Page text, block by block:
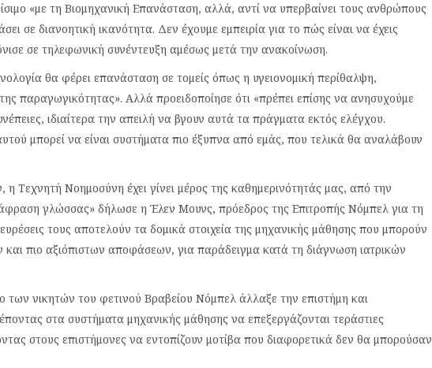
«με τη Βιομηχανική Επανάσταση, αλλά, αντί να υπερβαίνει τους ανθρώπους
σε διανοητική ικανότητα. Δεν έχουμε εμπειρία για το πώς είναι να έχεις
σε τηλεφωνική συνέντευξη αμέσως μετά την ανακοίνωση.
θα φέρει επανάσταση σε τομείς όπως η υγειονομική περίθαλψη,
παραγωγικότητας». Αλλά προειδοποίησε ότι «πρέπει επίσης να ανησυχούμε
ιδιαίτερα την απειλή να βγουν αυτά τα πράγματα εκτός ελέγχου.
μπορεί να είναι συστήματα πιο έξυπνα από εμάς, που τελικά θα αναλάβουν
Τεχνητή Νοημοσύνη έχει γίνει μέρος της καθημερινότητάς μας, από την
γλώσσας» δήλωσε η Έλεν Μουνς, πρόεδρος της Επιτροπής Νόμπελ για τη
τους αποτελούν τα δομικά στοιχεία της μηχανικής μάθησης που μπορούν
πιο αξιόπιστων αποφάσεων, για παράδειγμα κατά τη διάγνωση ιατρικών
των νικητών του φετινού Βραβείου Νόμπελ άλλαξε την επιστήμη και
στα συστήματα μηχανικής μάθησης να επεξεργάζονται τεράστιες
στους επιστήμονες να εντοπίζουν μοτίβα που διαφορετικά δεν θα μπορούσαν